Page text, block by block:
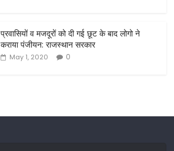
प्रवासियों व मजदूरों को दी गई छूट के बाद लोगो ने
कराया पंजीयन: राजस्थान सरकार
May 1, 2020 0